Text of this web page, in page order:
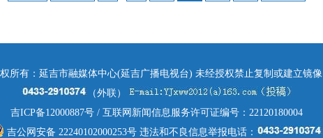
所有：延吉市融媒体中心(延吉广播电视台) 未经授权禁止复制或建立镜像
（外联）
吉ICP备12000887号/ 互联网新闻信息服务许可证编号：22120180004
吉公网安备 22240102000253号 违法和不良信息举报电话：